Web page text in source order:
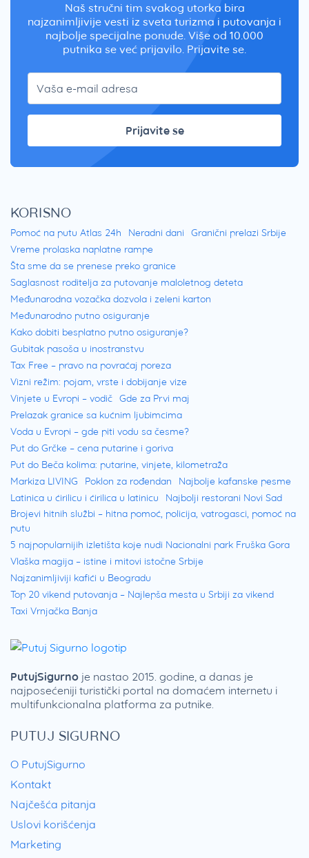
Naš stručni tim svakog utorka bira
najzanimljivije vesti iz sveta turizma i putovanja i
najbolje specijalne ponude. Više od 10.000
putnika se već prijavilo. Prijavite se.
Prijavite se
KORISNO
Pomoć na putu Atlas 24h Neradni dani
Granični prelazi Srbije
Vreme prolaska naplatne rampe
Šta sme da se prenese preko granice
Saglasnost roditelja za putovanje maloletnog deteta
Međunarodna vozačka dozvola i zeleni karton
Međunarodno putno osiguranje
Kako dobiti besplatno putno osiguranje?
Gubitak pasoša u inostranstvu
Tax Free – pravo na povraćaj poreza
Vizni režim: pojam, vrste i dobijanje vize
Vinjete u Evropi – vodič Gde za Prvi maj
Prelazak granice sa kućnim ljubimcima
Voda u Evropi – gde piti vodu sa česme?
Put do Grčke – cena putarine i goriva
Put do Beča kolima: putarine, vinjete, kilometraža
Markiza LIVING
Poklon za rođendan
Najbolje kafanske pesme
Latinica u ćirilicu i ćirilica u latinicu
Najbolji restorani Novi Sad
Brojevi hitnih službi – hitna pomoć, policija, vatrogasci, pomoć na
putu
5 najpopularnijih izletišta koje nudi Nacionalni park Fruška Gora
Vlaška magija – istine i mitovi istočne Srbije
Najzanimljiviji kafići u Beogradu
Top 20 vikend putovanja – Najlepša mesta u Srbiji za vikend
Taxi Vrnjačka Banja
PUTUJ SIGURNO
O PutujSigurno
Kontakt
Najčešća pitanja
Uslovi korišćenja
Marketing
PutujSigurno je nastao 2015. godine, a danas je
najposećeniji turistički portal na domaćem internetu i
multifunkcionalna platforma za putnike.